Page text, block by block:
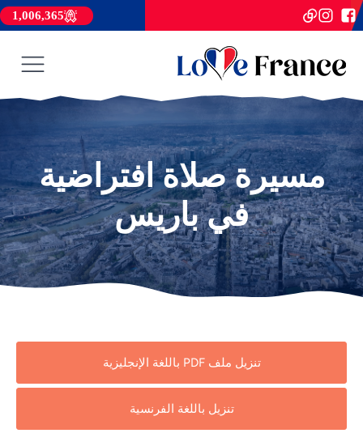
1,006,365
مسيرة صلاة افتراضية
في باريس
تنزيل ملف PDF باللغة الإنجليزية
تنزيل باللغة الفرنسية